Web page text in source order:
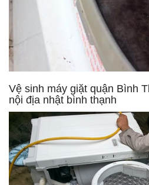
Vệ sinh máy giặt quận Bình
nội địa nhật bình thạnh